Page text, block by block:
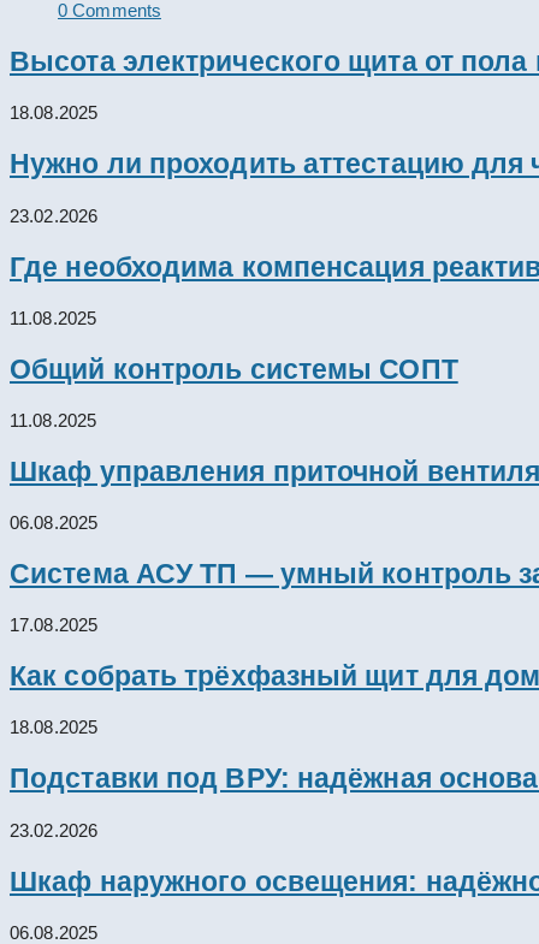
0 Comments
Высота электрического щита от
18.08.2025
Нужно ли проходить аттестацию для
23.02.2026
Где необходима компенсация
11.08.2025
Общий контроль системы СОПТ
11.08.2025
Шкаф управления приточной
06.08.2025
Система АСУ ТП — умный контроль
17.08.2025
Как собрать трёхфазный щит для
18.08.2025
Подставки под ВРУ: надёжная
23.02.2026
Шкаф наружного освещения:
06.08.2025